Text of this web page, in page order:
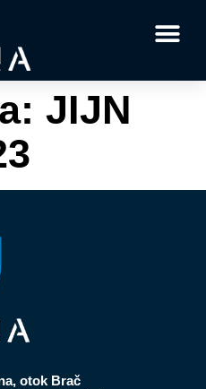
JIJN
otok Brač